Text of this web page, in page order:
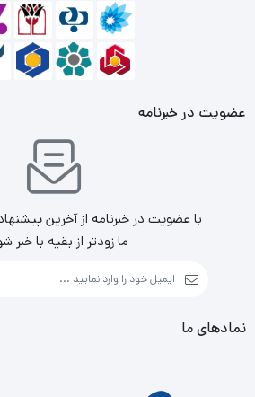
عضویت در خبرنامه
با عضویت در خبرنامه از آخرین
ما زودتر از بقیه با خبر
نمادهای ما